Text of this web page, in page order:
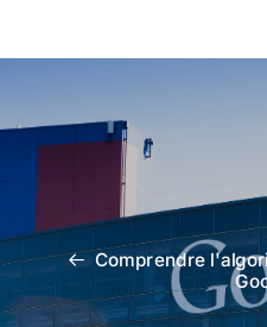
Comprendre